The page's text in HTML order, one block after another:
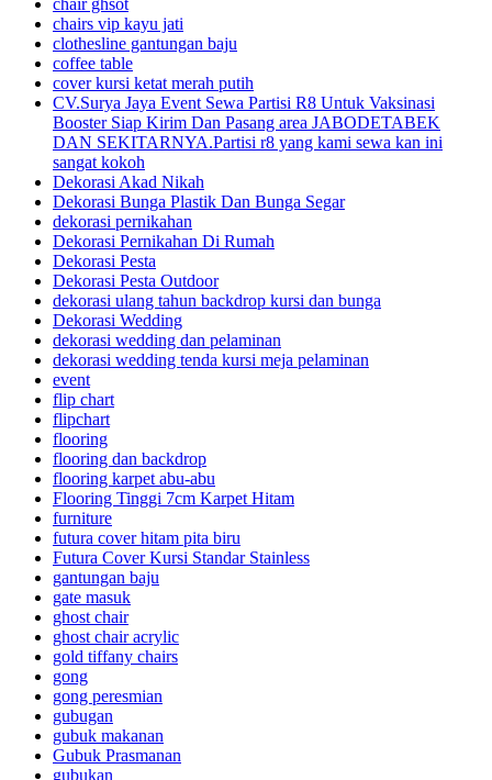
chair ghsot
chairs vip kayu jati
clothesline gantungan baju
coffee table
cover kursi ketat merah putih
CV.Surya Jaya Event Sewa Partisi R8 Untuk Vaksinasi
Booster Siap Kirim Dan Pasang area JABODETABEK
DAN SEKITARNYA.Partisi r8 yang kami sewa kan ini
sangat kokoh
Dekorasi Akad Nikah
Dekorasi Bunga Plastik Dan Bunga Segar
dekorasi pernikahan
Dekorasi Pernikahan Di Rumah
Dekorasi Pesta
Dekorasi Pesta Outdoor
dekorasi ulang tahun backdrop kursi dan bunga
Dekorasi Wedding
dekorasi wedding dan pelaminan
dekorasi wedding tenda kursi meja pelaminan
event
flip chart
flipchart
flooring
flooring dan backdrop
flooring karpet abu-abu
Flooring Tinggi 7cm Karpet Hitam
furniture
futura cover hitam pita biru
Futura Cover Kursi Standar Stainless
gantungan baju
gate masuk
ghost chair
ghost chair acrylic
gold tiffany chairs
gong
gong peresmian
gubugan
gubuk makanan
Gubuk Prasmanan
gubukan